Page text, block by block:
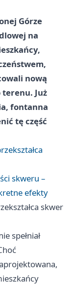
Górze
na
nową
Już
fontanna
tę część
skweru –
efekty
skwer
spełniał